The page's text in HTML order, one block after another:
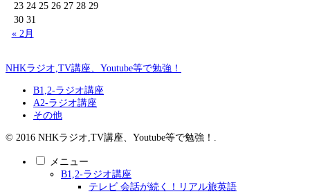
23 24 25 26 27 28 29
30 31
« 2月
NHKラジオ,TV講座、Youtube等で勉強！
B1,2-ラジオ講座
A2-ラジオ講座
その他
© 2016 NHKラジオ,TV講座、Youtube等で勉強！.
メニュー
B1,2-ラジオ講座
テレビ 会話が続く！リアル旅英語